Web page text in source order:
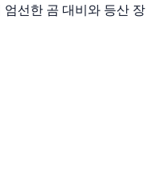
선한 곰 대비와 등산 장